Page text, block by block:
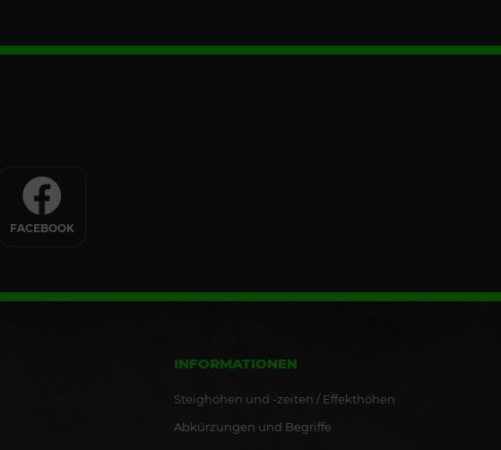
FACEBOOK
INFORMATIONEN
Steighöhen und -zeiten / Effekthöhen
Abkürzungen und Begriffe